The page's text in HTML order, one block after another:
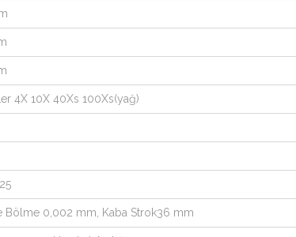
4X 10X 40Xs 100Xs(yağ)
Bölme 0,002 mm, Kaba Strok36 mm